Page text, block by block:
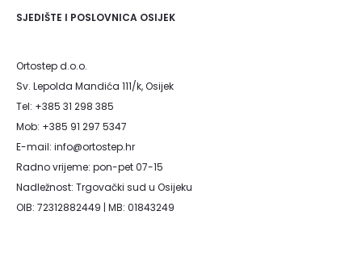
SJEDIŠTE I POSLOVNICA OSIJEK
Ortostep d.o.o.
Sv. Lepolda Mandića 111/k, Osijek
Tel: +385 31 298 385
Mob: +385 91 297 5347
E-mail: info@ortostep.hr
Radno vrijeme: pon-pet 07-15
Nadležnost: Trgovački sud u Osijeku
OIB: 72312882449 | MB: 01843249